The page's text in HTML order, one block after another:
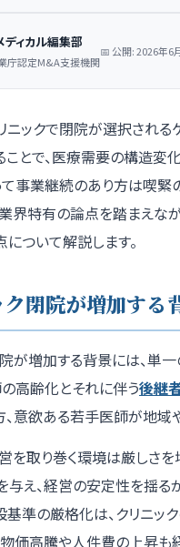
ディカル編集部
庁認定M&A支援機関
📅 公開: 2026年6
ニックで閉院が選択され
とで、医療需要の構造変
事業継続のあり方は喫緊
界特有の論点を踏まえな
ついて解説します。
ク閉院が増加す
が増加する背景には、単
高齢化とそれに伴う後継
意欲ある若手医師が地域
を取り巻く環境は厳しさ
え、経営の安定性を揺る
準の厳格化は、クリニッ
価高騰や人件費の上昇も